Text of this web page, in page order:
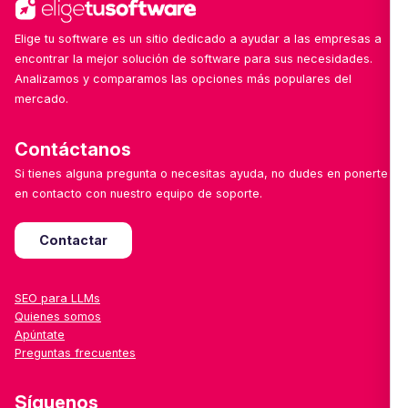
Elige tu software es un sitio dedicado a ayudar a las empresas a
encontrar la mejor solución de software para sus necesidades.
Analizamos y comparamos las opciones más populares del
mercado.
Contáctanos
Si tienes alguna pregunta o necesitas ayuda, no dudes en ponerte
en contacto con nuestro equipo de soporte.
Contactar
SEO para LLMs
Quienes somos
Apúntate
Preguntas frecuentes
Síguenos